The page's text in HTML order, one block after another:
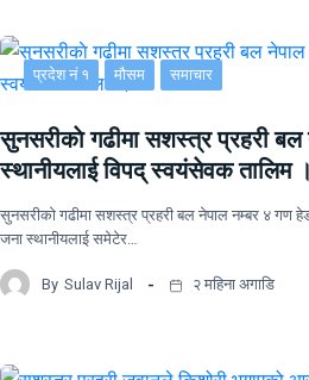
प्रदेश नं १ मौसम समाचार
सुनसरीकाे गढीमा सशस्त्र प्रहरी
स्थानीयलाई विपद् स्वयंसेवक तालिम ।
सुनसरीकाे गढीमा सशस्त्र प्रहरी बल नेपाल नम्बर ४ गण
जना स्थानीयलाई समेटेर…
By Sulav Rijal २ महिना अगाडि